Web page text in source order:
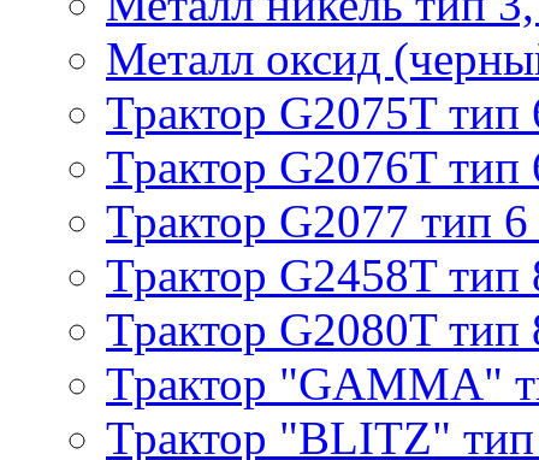
Металл оксид
Трактор G2075T тип
Трактор G2076T тип
Трактор G2077 тип 6
Трактор G2458T тип
Трактор G2080T тип
Трактор "GAMMA"
Трактор "BLITZ"